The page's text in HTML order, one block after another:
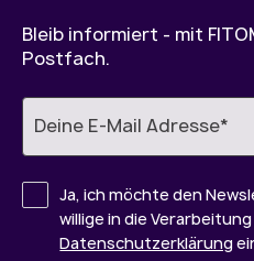
Bleib informiert - mit
Postfach.
Ja, ich möchte den
willige in die
Datenschutzerklärung